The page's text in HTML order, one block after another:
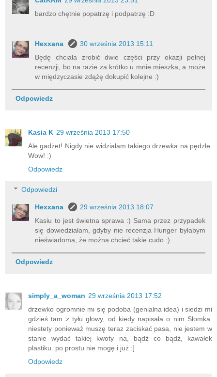
bardzo chętnie popatrzę i podpatrzę :D
Hexxana
30 września 2013 15:11
Będę chciała zrobić dwie części przy okazji pełnej
recenzji, bo na razie za krótko u mnie mieszka, a może
w międzyczasie zdążę dokupić kolejne :)
Odpowiedz
Kasia K 29 września 2013 17:50
Ale gadżet! Nigdy nie widziałam takiego drzewka na pędzle.
Wow! :)
Odpowiedz
Odpowiedzi
Hexxana
29 września 2013 18:07
Kasiu to jest świetna sprawa :) Sama przez przypadek
się dowiedziałam, gdyby nie recenzja Hunger byłabym
nieświadoma, że można chcieć takie cudo :)
Odpowiedz
simply_a_woman 29 września 2013 17:52
drzewko ogromnie mi się podoba (genialna idea) i siedzi mi
gdzieś tam z tyłu głowy, od kiedy napisała o nim Słomka.
niestety ponieważ muszę teraz zaciskać pasa, nie jestem w
stanie wydać takiej kwoty na, bądź co bądź, kawałek
plastiku. po prostu nie mogę i już :]
Odpowiedz